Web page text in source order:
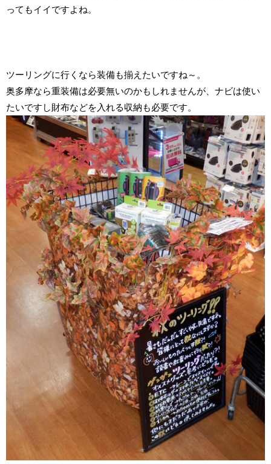
ってもイイですよね。
ツーリングに行くなら装備も揃えたいですね～。
奥多摩なら重装備は必要無いのかもしれませんが、ナビは使い
たいですし財布などを入れる収納も必要です。